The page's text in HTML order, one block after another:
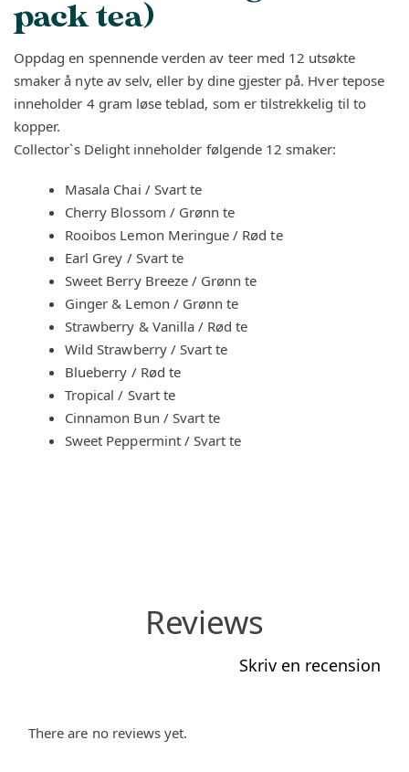
pack tea)
Oppdag en spennende verden av teer med 12 utsøkte
smaker å nyte av selv, eller by dine gjester på. Hver tepose
inneholder 4 gram løse teblad, som er tilstrekkelig til to
kopper.
Collector`s Delight inneholder følgende 12 smaker:
Masala Chai / Svart te
Cherry Blossom / Grønn te
Rooibos Lemon Meringue / Rød te
Earl Grey / Svart te
Sweet Berry Breeze / Grønn te
Ginger & Lemon / Grønn te
Strawberry & Vanilla / Rød te
Wild Strawberry / Svart te
Blueberry / Rød te
Tropical / Svart te
Cinnamon Bun / Svart te
Sweet Peppermint / Svart te
Reviews
Skriv en recension
Etter at moderatoren har
There are no reviews yet.